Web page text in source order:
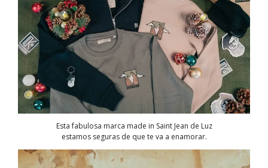
Esta fabulosa marca made in Saint Jean de Luz
estamos seguras de que te va a enamorar.